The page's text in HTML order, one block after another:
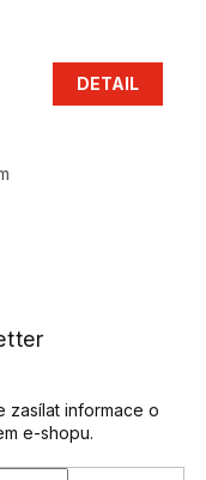
DETAIL
zasílat informace o
e-shopu.